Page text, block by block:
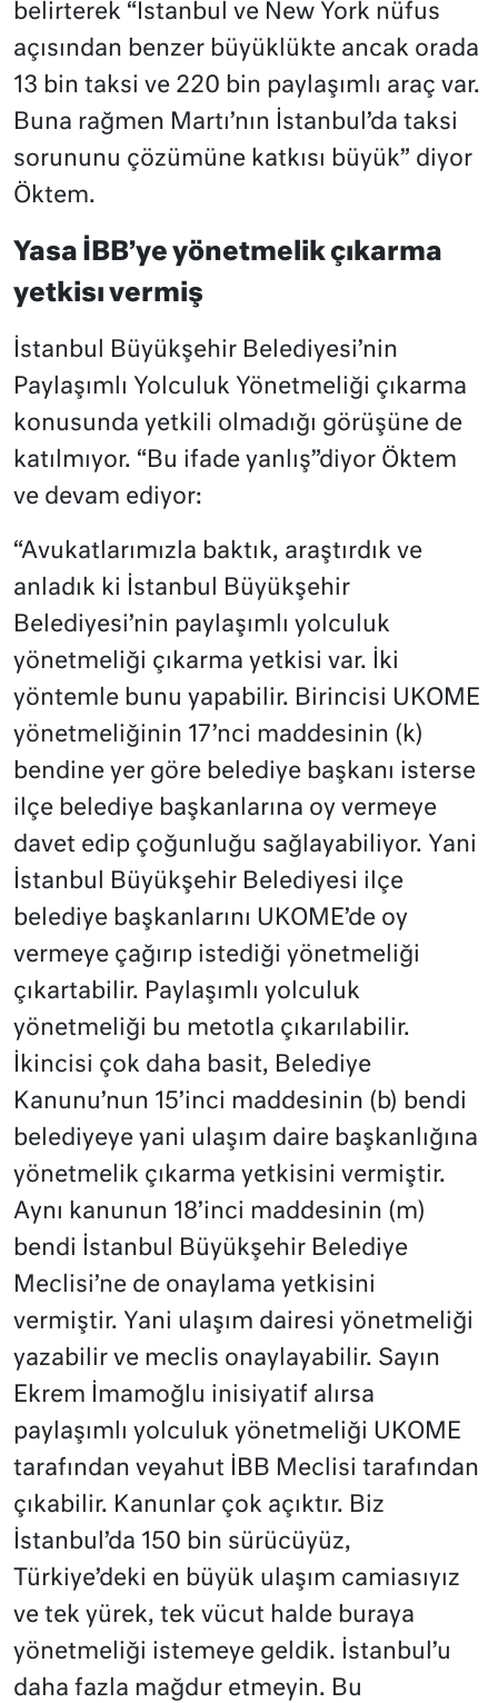
belirterek “İstanbul ve New York nüfus
açısından benzer büyüklükte ancak orada
13 bin taksi ve 220 bin paylaşımlı araç var.
Buna rağmen Martı’nın İstanbul’da taksi
sorununu çözümüne katkısı büyük” diyor
Öktem.
Yasa İBB’ye yönetmelik çıkarma
yetkisı vermiş
İstanbul Büyükşehir Belediyesi’nin
Paylaşımlı Yolculuk Yönetmeliği çıkarma
konusunda yetkili olmadığı görüşüne de
katılmıyor. “Bu ifade yanlış”diyor Öktem
ve devam ediyor:
“Avukatlarımızla baktık, araştırdık ve
anladık ki İstanbul Büyükşehir
Belediyesi’nin paylaşımlı yolculuk
yönetmeliği çıkarma yetkisi var. İki
yöntemle bunu yapabilir. Birincisi UKOME
yönetmeliğinin 17’nci maddesinin (k)
bendine yer göre belediye başkanı isterse
ilçe belediye başkanlarına oy vermeye
davet edip çoğunluğu sağlayabiliyor. Yani
İstanbul Büyükşehir Belediyesi ilçe
belediye başkanlarını UKOME’de oy
vermeye çağırıp istediği yönetmeliği
çıkartabilir. Paylaşımlı yolculuk
yönetmeliği bu metotla çıkarılabilir.
İkincisi çok daha basit, Belediye
Kanunu’nun 15’inci maddesinin (b) bendi
belediyeye yani ulaşım daire başkanlığına
yönetmelik çıkarma yetkisini vermiştir.
Aynı kanunun 18’inci maddesinin (m)
bendi İstanbul Büyükşehir Belediye
Meclisi’ne de onaylama yetkisini
vermiştir. Yani ulaşım dairesi yönetmeliği
yazabilir ve meclis onaylayabilir. Sayın
Ekrem İmamoğlu inisiyatif alırsa
paylaşımlı yolculuk yönetmeliği UKOME
tarafından veyahut İBB Meclisi tarafından
çıkabilir. Kanunlar çok açıktır. Biz
İstanbul’da 150 bin sürücüyüz,
Türkiye’deki en büyük ulaşım camiasıyız
ve tek yürek, tek vücut halde buraya
yönetmeliği istemeye geldik. İstanbul’u
daha fazla mağdur etmeyin. Bu